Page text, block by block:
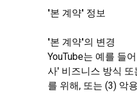
'본 계약' 정보
'본 계약'의 변경
YouTube는 예를 들
사' 비즈니스 방식
를 위해, 또는 (3) 악